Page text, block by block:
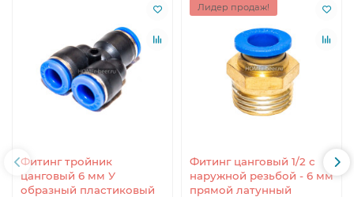
Фитинг тройник
цанговый 6 мм У
образный пластиковый
Лидер продаж!
Фитинг цанговый 1/2 с
наружной резьбой - 6 мм
прямой латунный